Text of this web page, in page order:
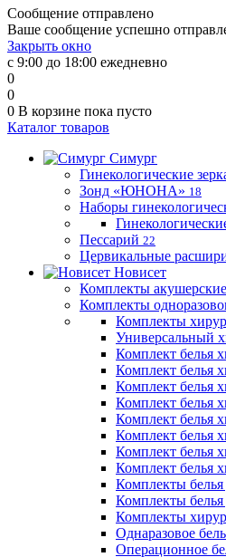
Сообщение отправлено
Ваше сообщение успешно
Закрыть окно
с 9:00 до 18:00 ежедневно
0
0
0 В корзине пока пусто
Каталог товаров
Симург
Гинекологические
Зонд «ЮНОНА» 18
Наборы
Пессарий 22
Цервикальные
Новисет
Комплекты акушерские
Комплекты
Комплекты
Универсальный
Комплект белья
Комплект белья
Комплект белья
Комплект белья
Комплект белья
Комплект белья
Комплект белья
Комплект белья
Комплекты
Комплекты белья
Комплекты
Однаразовое
Операционное